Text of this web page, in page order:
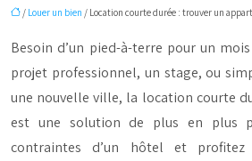
/ Louer un bien / Location courte durée : trouver un
Besoin d’un pied-à-terre pour un
projet professionnel, un stage, ou
une nouvelle ville, la location courte
est une solution de plus en plus
contraintes d’un hôtel et profitez